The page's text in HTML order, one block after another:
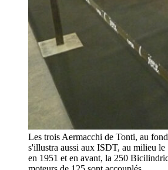
Les trois Aermacchi de Tonti, au
s'illustra aussi aux ISDT, au milieu
en 1951 et en avant, la 250